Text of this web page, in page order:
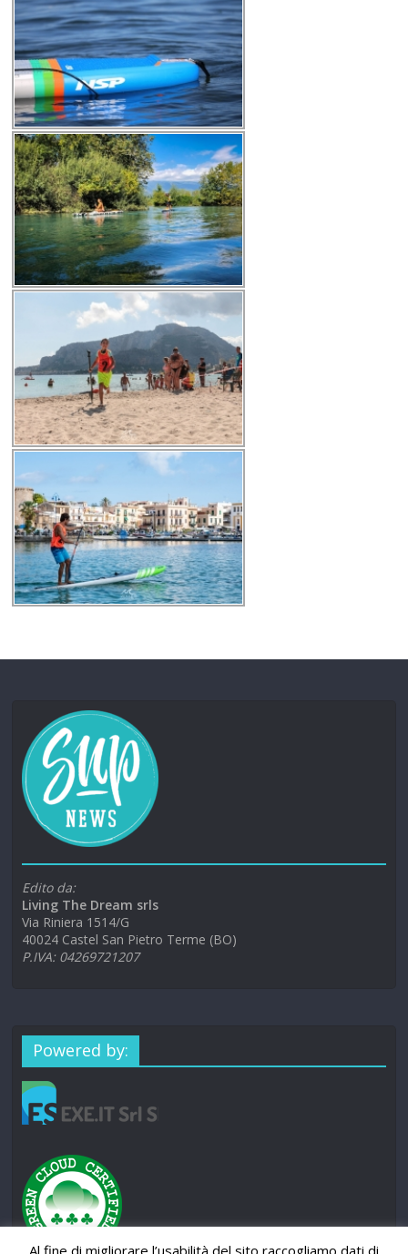
Edito da:
Living The Dream srls
Via Riniera 1514/G
40024 Castel San Pietro Terme (BO)
P.IVA: 04269721207
Powered by: